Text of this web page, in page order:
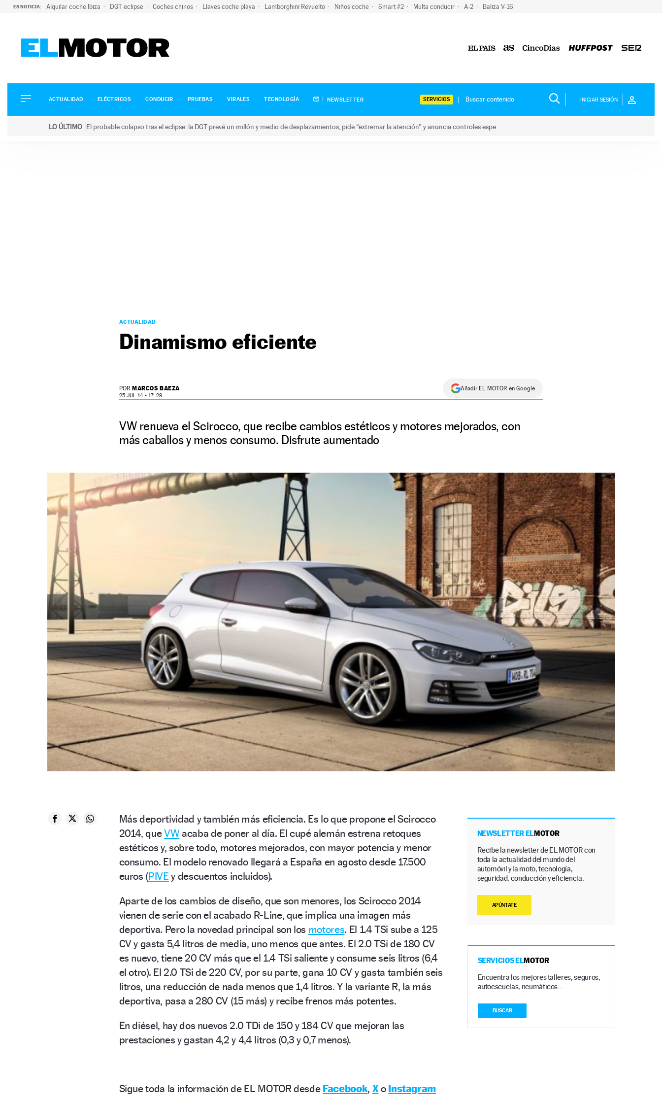
ES NOTICIA: Alquilar coche Ibiza DGT eclipse Coches chinos Llaves coche playa Lamborghini Revuelto Niños coche Smart #2 Multa conducir A-2 Baliza V-16
ELÉCTRICOS
CONDUCIR
ACTUALIDAD ELÉCTRICOS CONDUCIR PRUEBAS VIRALES TECNOLOGÍA NEWSLETTER SERVICIOS INICIAR SESIÓN
LO ÚLTIMO El probable colapso tras el eclipse: la DGT prevé un millón y medio de desplazamientos, pide “extremar la atención” y anuncia controles espe
ACTUALIDAD
Dinamismo eficiente
POR MARCOS BAEZA
25 JUL 14 - 17: 29
Añadir EL MOTOR en Google
VW renueva el Scirocco, que recibe cambios estéticos y motores mejorados, con
más caballos y menos consumo. Disfrute aumentado
Más deportividad y también más eficiencia. Es lo que propone el Scirocco
2014, queVWacaba de poner al día. El cupé alemán estrena retoques
estéticos y, sobre todo, motores mejorados, con mayor potencia y menor
consumo. El modelo renovado llegará a España en agosto desde 17.500
euros (PIVE y descuentos incluidos).
Aparte de los cambios de diseño, que son menores, los Scirocco 2014
vienen de serie con el acabado R-Line, que implica una imagen más
deportiva. Pero la novedad principal son los motores. El 1.4 TSi sube a 125
CV y gasta 5,4 litros de media, uno menos que antes. El 2.0 TSi de 180 CV
es nuevo, tiene 20 CV más que el 1.4 TSi saliente y consume seis litros (6,4
el otro). El 2.0 TSi de 220 CV, por su parte, gana 10 CV y gasta también seis
litros, una reducción de nada menos que 1,4 litros. Y la variante R, la más
deportiva, pasa a 280 CV (15 más) y recibe frenos más potentes.
En diésel, hay dos nuevos 2.0 TDi de 150 y 184 CV que mejoran las
prestaciones y gastan 4,2 y 4,4 litros (0,3 y 0,7 menos).
Sigue toda la información de EL MOTOR desde Facebook, Xo Instagram
NEWSLETTER ELMOTOR
Recibe la newsletter de EL MOTOR con
toda la actualidad del mundo del
automóvil y la moto, tecnología,
seguridad, conducción y eficiencia.
APÚNTATE
SERVICIOS ELMOTOR
Encuentra los mejores talleres, seguros,
autoescuelas, neumáticos…
BUSCAR